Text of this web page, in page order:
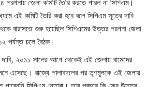
পরগনায় জেলা কমিটি তৈরি করতে পারল না সিপিএম।
এই কমিটি তৈরি করা হবে বলে সিপিএম সূত্রে দাবি
বারাসতে শুরু হয়েছিল সিপিএমের উত্তর পরগনা জেলা
পর্যন্ত চলে বৈঠক।
২০১১ সালের আগে থেকেই এই জেলায় বামেদের
এসেছে। রাজ্যে পালাবদলের পর তৃণমূলকে এই জেলায়